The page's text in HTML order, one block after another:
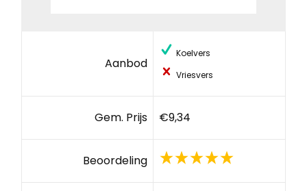
Aanbod
Koelvers
Vriesvers
Gem. Prijs €9,34
Beoordeling